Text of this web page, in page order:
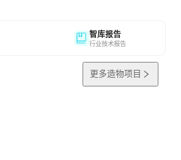
智库报告
行业技术报告
更多造物项目